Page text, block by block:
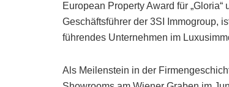
European Property Award für
Geschäftsführer der 3SI Immogroup,
führendes Unternehmen im
Als Meilenstein in der